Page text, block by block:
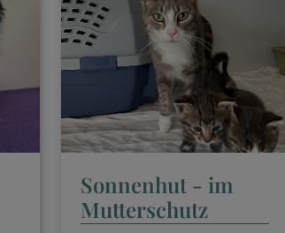
Sonnenhut - im
Mutterschutz